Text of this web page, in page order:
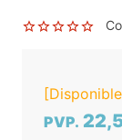
PVP.